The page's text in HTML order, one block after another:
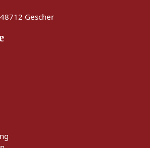
Gescher